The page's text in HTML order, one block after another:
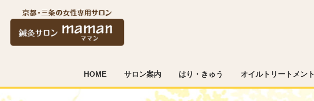
HOME サロン案内 はり・きゅう オイルトリートメント